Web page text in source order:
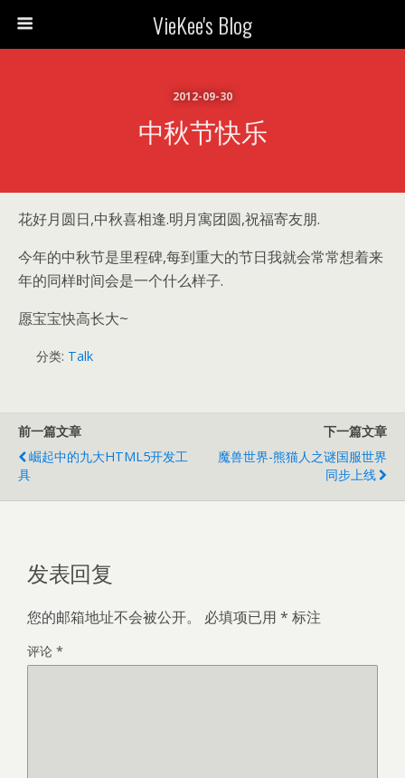
VieKee's Blog
2012-09-30
中秋节快乐
花好月圆日,中秋喜相逢.明月寓团圆,祝福寄友朋.
今年的中秋节是里程碑,每到重大的节日我就会常常想着来
年的同样时间会是一个什么样子.
愿宝宝快高长大~
分类: Talk
前一篇文章
崛起中的九大HTML5开发工
具
下一篇文章
魔兽世界-熊猫人之谜国服世界
同步上线
发表回复
您的邮箱地址不会被公开。 必填项已用 * 标注
评论 *